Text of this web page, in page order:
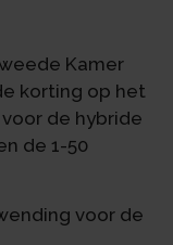
Kamer
korting op het
de hybride
de 1-50
voor de